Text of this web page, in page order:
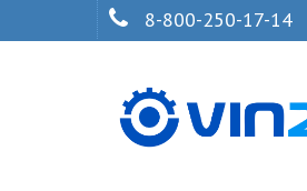
8-800-250-17-14